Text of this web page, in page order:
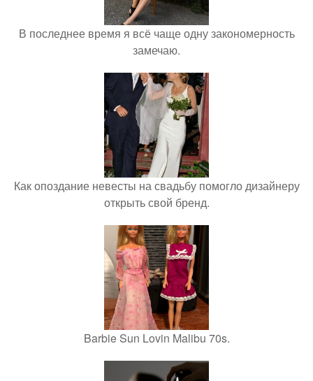
В последнее время я всё чаще одну закономерность
замечаю.
Как опоздание невесты на свадьбу помогло дизайнеру
открыть свой бренд.
Barbie Sun Lovin Malibu 70s.